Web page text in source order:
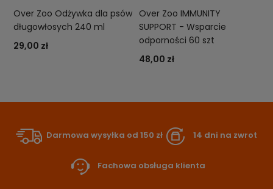
Over Zoo Odżywka dla psów
długowłosych 240 ml
29,00 zł
Over Zoo IMMUNITY
SUPPORT - Wsparcie
odporności 60 szt
48,00 zł
Darmowa wysyłka od 150 zł 14 dni na zwrot
Fachowa obsługa klienta